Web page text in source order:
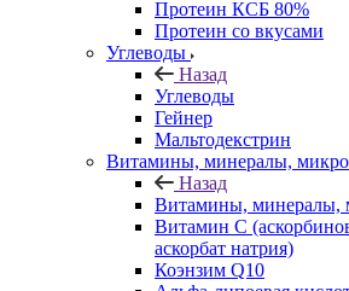
Протеин КСБ 80%
Протеин со вкусами
Углеводы
Назад
Углеводы
Гейнер
Мальтодекстрин
Витамины, минералы,
Назад
Витамины, минералы,
Витамин C
аскорбат натрия)
Коэнзим Q10